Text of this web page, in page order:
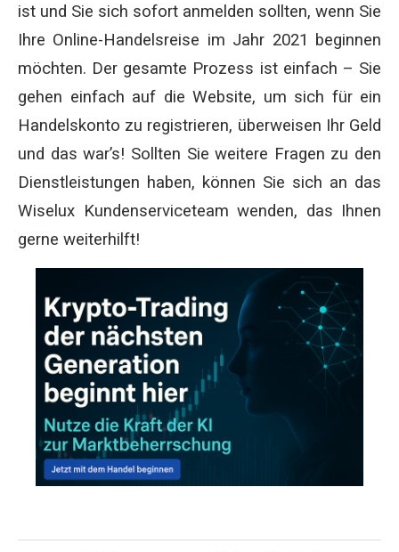
ist und Sie sich sofort anmelden sollten, wenn Sie
Ihre Online-Handelsreise im Jahr 2021 beginnen
möchten. Der gesamte Prozess ist einfach – Sie
gehen einfach auf die Website, um sich für ein
Handelskonto zu registrieren, überweisen Ihr Geld
und das war’s! Sollten Sie weitere Fragen zu den
Dienstleistungen haben, können Sie sich an das
Wiselux Kundenserviceteam wenden, das Ihnen
gerne weiterhilft!